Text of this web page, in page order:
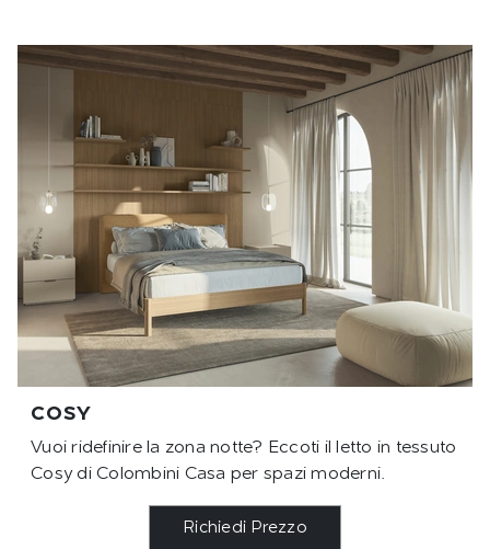
COSY
Vuoi ridefinire la zona notte? Eccoti il letto in tessuto
Cosy di Colombini Casa per spazi moderni.
Richiedi Prezzo